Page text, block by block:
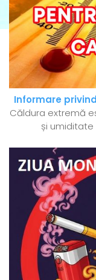
Informare
Căldura extremă
și